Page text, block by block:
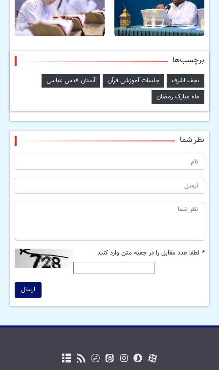
برچسب‌ها
نجف اشرف جلسات آموزشی قرآن
آستان قدس عباسی
ماه مبارک رمضان
نظر شما
* لطفا عدد مقابل را در جعبه متن وارد کنید
ارسال